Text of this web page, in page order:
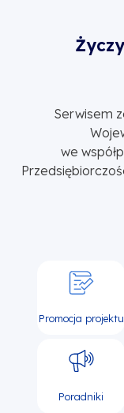
Serwisem
we
Promocja projektu
Poradniki